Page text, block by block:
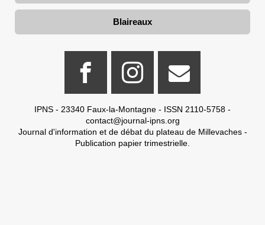
Blaireaux
IPNS - 23340 Faux-la-Montagne - ISSN 2110-5758 -
contact@journal-ipns.org
Journal d'information et de débat du plateau de Millevaches -
Publication papier trimestrielle.